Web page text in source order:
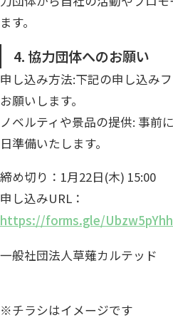
ます。
4. 協力団体へのお願い
申し込み方法:下記の申し込み
お願いします。
ノベルティや景品の提供: 事前
日準備いたします。
締め切り：1月22日(木) 15:00
申し込みURL：
https://forms.gle/
一般社団法人草薙カルテッド
※チラシはイメージです